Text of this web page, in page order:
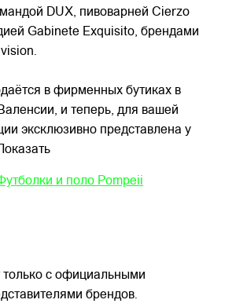
DUX, пивоварней Cierzo
Gabinete Exquisito, брендами
в фирменных бутиках в
и теперь, для вашей
эксклюзивно представлена у
и поло Pompeii
только с официальными
брендов.